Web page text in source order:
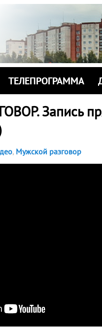
ТЕЛЕПРОГРАММА
Запись
, Мужской разговор